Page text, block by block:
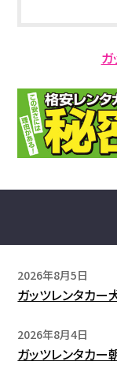
ガ
2026年8月5日
ガッツレンタカ
2026年8月4日
ガッツレンタカ